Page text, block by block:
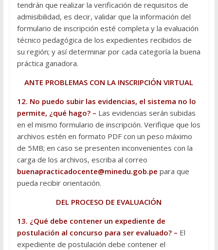
tendrán que realizar la verificación de requisitos de
admisibilidad, es decir, validar que la información del
formulario de inscripción esté completa y la evaluación
técnico pedagógica de los expedientes recibidos de
su región; y así determinar por cada categoría la buena
práctica ganadora.
ANTE PROBLEMAS CON LA INSCRIPCIÓN VIRTUAL
12. No puedo subir las evidencias, el sistema no lo
permite, ¿qué hago? – Las evidencias serán subidas
en el mismo formulario de inscripción. Verifique que los
archivos estén en formato PDF con un peso máximo
de 5MB; en caso se presenten inconvenientes con la
carga de los archivos, escriba al correo
buenapracticadocente@minedu.gob.pe para que
pueda recibir orientación.
DEL PROCESO DE EVALUACIÓN
13. ¿Qué debe contener un expediente de
postulación al concurso para ser evaluado? – El
expediente de postulación debe contener el